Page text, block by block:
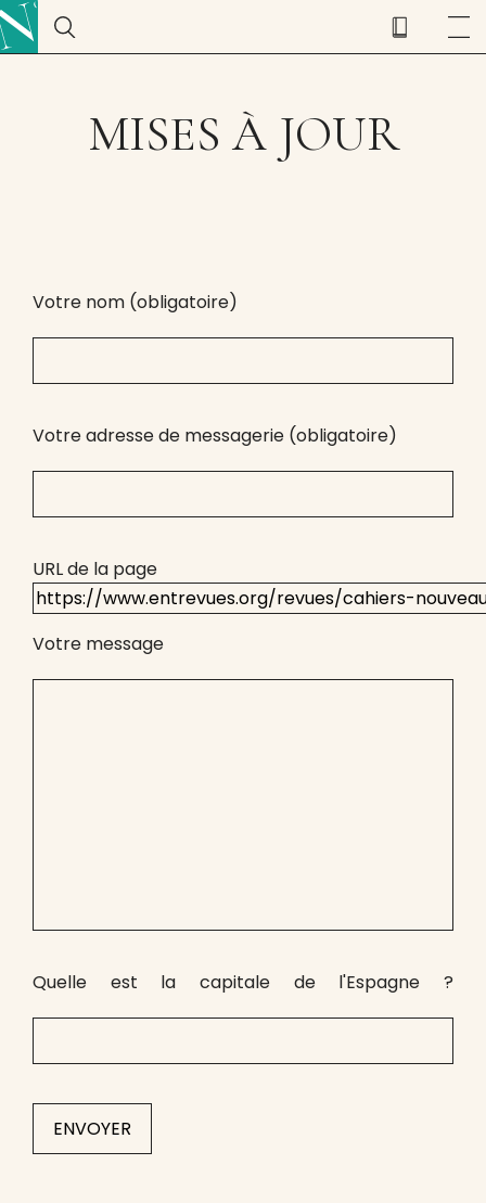
MISES À JOUR
Votre nom (obligatoire)
Votre adresse de messagerie (obligatoire)
URL de la page
Votre message
Quelle est la capitale de l'Espagne ?